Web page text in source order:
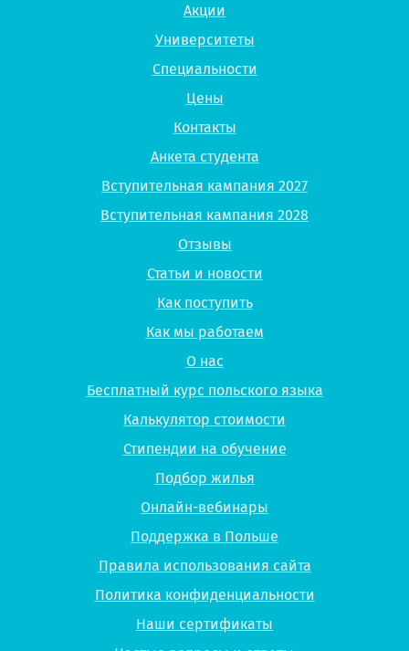
Акции
Университеты
Специальности
Цены
Контакты
Анкета студента
Вступительная кампания 2027
Вступительная кампания 2028
Отзывы
Статьи и новости
Как поступить
Как мы работаем
О нас
Бесплатный курс польского языка
Калькулятор стоимости
Стипендии на обучение
Подбор жилья
Онлайн-вебинары
Поддержка в Польше
Правила использования сайта
Политика конфиденциальности
Наши сертификаты